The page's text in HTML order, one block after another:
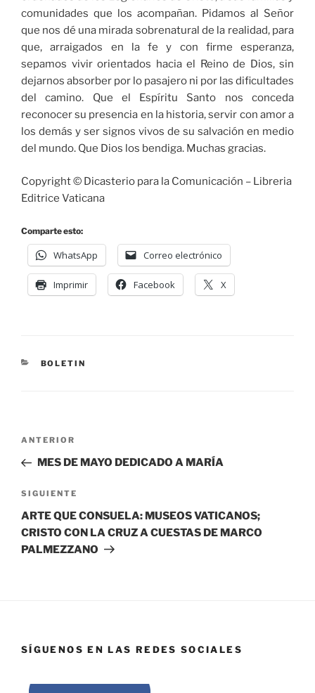
comunidades que los acompañan. Pidamos al Señor
que nos dé una mirada sobrenatural de la realidad, para
que, arraigados en la fe y con firme esperanza,
sepamos vivir orientados hacia el Reino de Dios, sin
dejarnos absorber por lo pasajero ni por las dificultades
del camino. Que el Espíritu Santo nos conceda
reconocer su presencia en la historia, servir con amor a
los demás y ser signos vivos de su salvación en medio
del mundo. Que Dios los bendiga. Muchas gracias.
Copyright © Dicasterio para la Comunicación – Libreria
Editrice Vaticana
Comparte esto:
WhatsApp Correo electrónico
Imprimir Facebook X
BOLETIN
ANTERIOR
MES DE MAYO DEDICADO A MARÍA
SIGUIENTE
ARTE QUE CONSUELA: MUSEOS VATICANOS;
CRISTO CON LA CRUZ A CUESTAS DE MARCO
PALMEZZANO
SÍGUENOS EN LAS REDES SOCIALES